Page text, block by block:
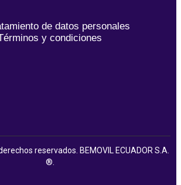
de datos personales
y condiciones
reservados. BEMOVIL ECUADOR S.A.
®.